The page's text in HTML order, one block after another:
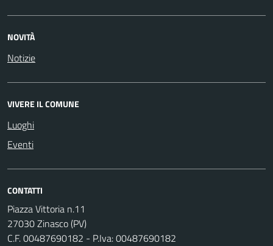
NOVITÀ
Notizie
VIVERE IL COMUNE
Luoghi
Eventi
CONTATTI
Piazza Vittoria n.11
27030 Zinasco (PV)
C.F. 00487690182 - P.Iva: 00487690182